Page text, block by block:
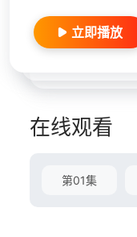
立即播放
在线观看
第01集